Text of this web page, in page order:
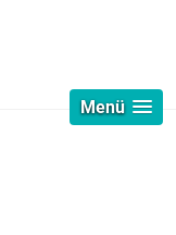
Menü